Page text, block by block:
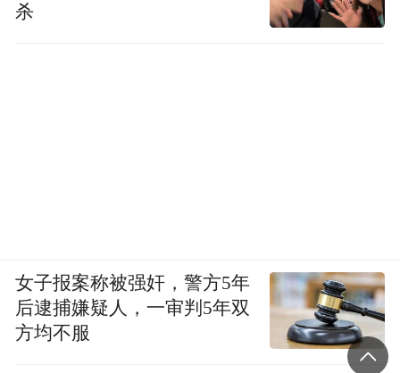
杀
女子报案称被强奸，警方5年
后逮捕嫌疑人，一审判5年双
方均不服